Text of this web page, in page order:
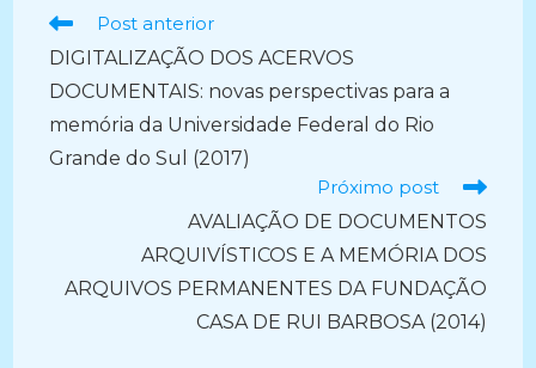
Ler
artigos
Post anterior
DIGITALIZAÇÃO DOS ACERVOS
DOCUMENTAIS: novas perspectivas para a
memória da Universidade Federal do Rio
Grande do Sul (2017)
Próximo post
AVALIAÇÃO DE DOCUMENTOS
ARQUIVÍSTICOS E A MEMÓRIA DOS
ARQUIVOS PERMANENTES DA FUNDAÇÃO
CASA DE RUI BARBOSA (2014)